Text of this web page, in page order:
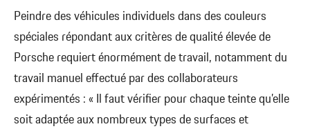
Peindre des véhicules individuels dans des couleurs
spéciales répondant aux critères de qualité élevée de
Porsche requiert énormément de travail, notamment du
travail manuel effectué par des collaborateurs
expérimentés : « Il faut vérifier pour chaque teinte qu’elle
soit adaptée aux nombreux types de surfaces et